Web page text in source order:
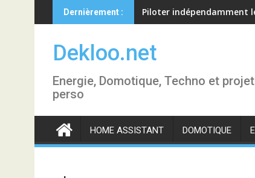
to
content
Dernièrement : Piloter indépendamment
Dekloo.net
Energie, Domotique, Techno et
perso
HOME ASSISTANT DOMOTIQUE